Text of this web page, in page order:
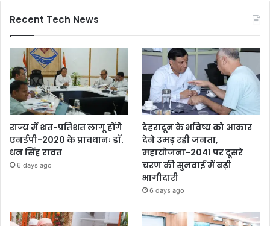
Recent Tech News
राज्य में शत-प्रतिशत लागू होंगे
एनईपी-2020 के प्रावधानः डाॅ.
धन सिंह रावत
6 days ago
देहरादून के भविष्य को आकार
देने उमड़ रही जनता,
महायोजना-2041 पर दूसरे
चरण की सुनवाई में बढ़ी
भागीदारी
6 days ago